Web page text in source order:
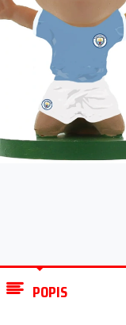
POPIS